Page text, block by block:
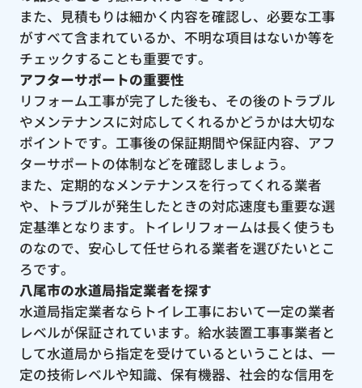
また、見積もりは細かく内容を確認し、必要な工事
がすべて含まれているか、不明な項目はないか等を
チェックすることも重要です。
アフターサポートの重要性
リフォーム工事が完了した後も、その後のトラブル
やメンテナンスに対応してくれるかどうかは大切な
ポイントです。工事後の保証期間や保証内容、アフ
ターサポートの体制などを確認しましょう。
また、定期的なメンテナンスを行ってくれる業者
や、トラブルが発生したときの対応速度も重要な選
定基準となります。トイレリフォームは長く使うも
のなので、安心して任せられる業者を選びたいとこ
ろです。
八尾市の水道局指定業者を探す
水道局指定業者ならトイレ工事において一定の業者
レベルが保証されています。給水装置工事事業者と
して水道局から指定を受けているということは、一
定の技術レベルや知識、保有機器、社会的な信用を